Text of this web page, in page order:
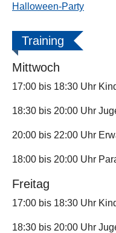
Halloween-Party
Training
Mittwoch
17:00 bis 18:30 Uhr
18:30 bis 20:00 Uhr
20:00 bis 22:00 Uhr
18:00 bis 20:00 Uhr
Freitag
17:00 bis 18:30 Uhr
18:30 bis 20:00 Uhr